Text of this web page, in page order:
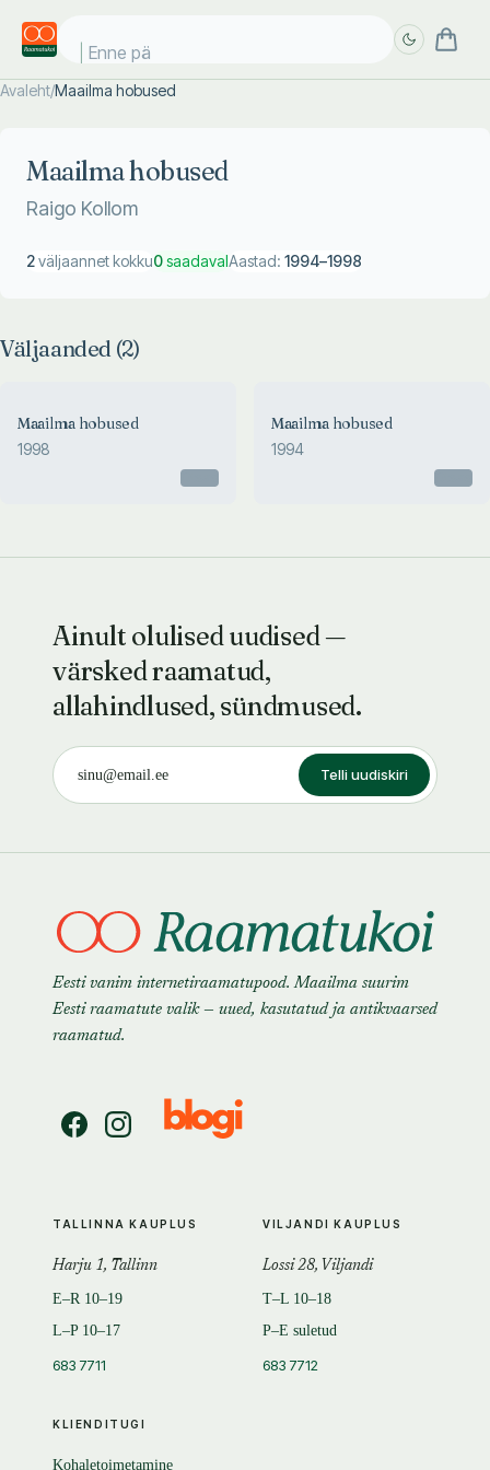
Enne päi
Avaleht/Maailma hobused
Maailma hobused
Raigo Kollom
2väljaannet kokku0saadavalAastad: 1994–1998
Väljaanded (2)
Maailma hobused
1998
Maailma hobused
1994
Ainult olulised uudised —
värsked raamatud,
allahindlused, sündmused.
Telli uudiskiri
Eesti vanim internetiraamatupood. Maailma suurim
Eesti raamatute valik — uued, kasutatud ja antikvaarsed
raamatud.
KLIENDITUGI
Kohaletoimetamine
TALLINNA KAUPLUS
Harju 1, Tallinn
E–R 10–19
L–P 10–17
683 7711
VILJANDI KAUPLUS
Lossi 28, Viljandi
T–L 10–18
P–E suletud
683 7712